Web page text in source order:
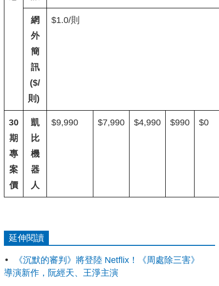
網
外
簡
訊
($/
則)
$1.0/則
30
期
專
案
價
凱
比
機
器
人
$9,990 $7,990 $4,990 $990 $0
延伸閱讀
《沉默的審判》將登陸 Netflix！《周處除三害》
導演新作，阮經天、王淨主演